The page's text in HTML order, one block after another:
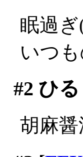
眠過ぎ
いつ
#2 ひる
胡麻